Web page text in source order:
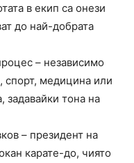
в екип са онези
до най-добрата
– независимо
спорт, медицина или
задавайки тона на
– президент на
карате-до, чиято